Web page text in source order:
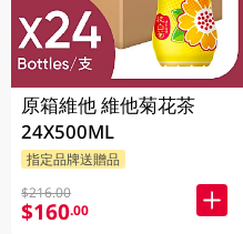
原箱維他 維他菊花茶
24X500ML
指定品牌送贈品
$216.00
$160.00